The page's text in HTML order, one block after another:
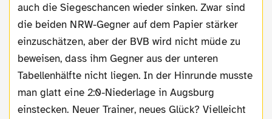
auch die Siegeschancen wieder sinken. Zwar sind
die beiden NRW-Gegner auf dem Papier stärker
einzuschätzen, aber der BVB wird nicht müde zu
beweisen, dass ihm Gegner aus der unteren
Tabellenhälfte nicht liegen. In der Hinrunde musste
man glatt eine 2:0-Niederlage in Augsburg
einstecken. Neuer Trainer, neues Glück? Vielleicht